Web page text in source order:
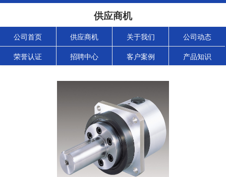
供应商机
公司首页 供应商机 关于我们 公司动态
荣誉认证 招聘中心 客户案例 产品知识